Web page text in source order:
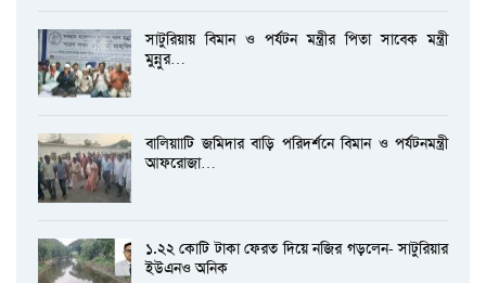
সাটুরিয়ায় বিমান ও পর্যটন মন্ত্রীর পিতা সাবেক মন্ত্রী
মুন্নুর…
বালিয়াাটি জমিদার বাড়ি পরিদর্শনে বিমান ও পর্যটনমন্ত্রী
আফরোজা…
১.২২ কোটি টাকা ফেরত দিয়ে নজির গড়লেন- সাটুরিয়ার
ইউএনও অনিক